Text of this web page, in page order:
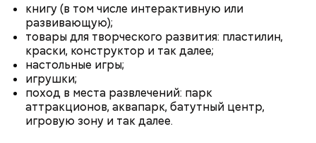
книгу (в том числе интерактивную или
развивающую);
товары для творческого развития: пластилин,
краски, конструктор и так далее;
настольные игры;
игрушки;
поход в места развлечений: парк
аттракционов, аквапарк, батутный центр,
игровую зону и так далее.
представлен фруктозой. С одной стороны — это
хорошо, потому что дает энергию. Но важно
помнить, что сладкими дынями не нужно сильно
увлекаться, так же как и арбузами, людям с
сахарным диабетом и лишним весом, —
подчеркнула доктор.